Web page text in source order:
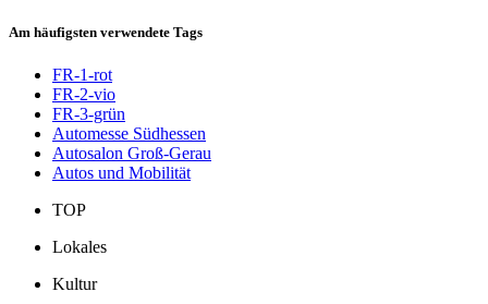
Am häufigsten verwendete Tags
FR-1-rot
FR-2-vio
FR-3-grün
Automesse Südhessen
Autosalon Groß-Gerau
Autos und Mobilität
TOP
Lokales
Kultur